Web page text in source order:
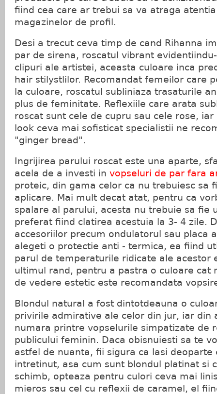
fiind cea care ar trebui sa va atraga
magazinelor de profil.
Desi a trecut ceva timp de cand Rihanna
par de sirena, roscatul vibrant
clipuri ale artistei, aceasta culoare inca
hair stilystlilor. Recomandat femeilor care
la culoare, roscatul subliniaza trasaturile
plus de feminitate. Reflexiile care arata
roscat sunt cele de cupru sau cele rose,
look ceva mai sofisticat specialistii ne
"ginger bread".
Ingrijirea parului roscat este una aparte,
acela de a investi in vopseluri de par fara
proteic, din gama celor ca nu trebuiesc sa
aplicare. Mai mult decat atat, pentru ca
spalare al parului, acesta nu trebuie sa fie
preferat fiind clatirea acestuia la 3- 4 zile.
accesoriilor precum ondulatorul sau placa
alegeti o protectie anti - termica, ea fiind
parul de temperaturile ridicate ale acestor
ultimul rand, pentru a pastra o culoare cat
de vedere estetic este recomandata
Blondul natural a fost dintotdeauna o
privirile admirative ale celor din jur, iar din
numara printre vopselurile simpatizate de
publicului feminin. Daca obisnuiesti sa te
astfel de nuanta, fii sigura ca lasi
intretinut, asa cum sunt blondul platinat si
schimb, opteaza pentru culori ceva mai
mieros sau cel cu reflexii de caramel, el